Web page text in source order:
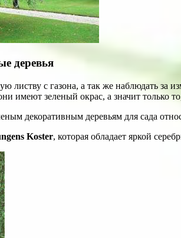
деревья
листву с газона, а так же наблюдать за
имеют зеленый окрас, а значит только
декоративным деревьям для сада
Koster, которая обладает яркой